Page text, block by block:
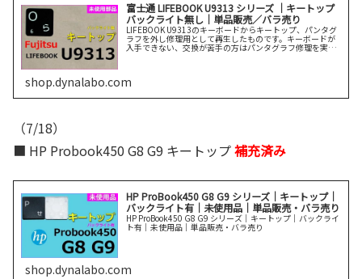
富士通 LIFEBOOK U9313 シリーズ ｜キートップ
バックライト無し｜単品販売／バラ売り
LIFEBOOK U9313のキーボードからキートップ、パンタグ
ラフを外し修理用として再生したものです。キーボードが
入手できない、交換が苦手の方はパンタグラフ修理を実施
shop.dynalabo.com
（7/18）
■ HP Probook450 G8 G9 キートップ補充済み
HP ProBook450 G8 G9 シリーズ｜キートップ｜
バックライト有｜未使用品｜単品販売・バラ売り
HP ProBook450 G8 G9 シリーズ｜キートップ｜バックライ
ト有｜未使用品｜単品販売・バラ売り
shop.dynalabo.com